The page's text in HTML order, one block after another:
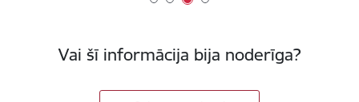
Vai šī informācija bija noderīga?